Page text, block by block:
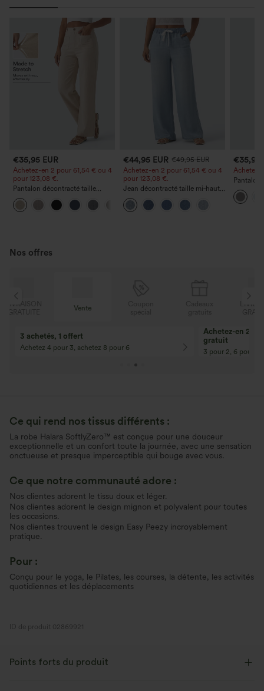
€35,95 EUR
Achetez-en 2 pour 61,54 € ou 4
pour 123,08 €.
Pantalon décontracté taille
haute à jambe droite, effet lin,
avec poches
€44,95 EUR €49,95 EUR
Achetez-en 2 pour 61,54 € ou 4
pour 123,08 €.
Jean décontracté taille mi‑haute,
à cordon de serrage, avec
poches
€35,95
Achetez-
Pantalon
poches
Nos offres
3 achetés, 1 offert
Achetez 4 pour 3, achetez 8 pour 6
Achetez-en 2,
gratuit
3 pour 2, 6 pour 4,
Ce qui rend nos tissus différents :
La robe Halara SoftlyZero™ est conçue pour une douceur
exceptionnelle et un confort toute la journée, avec une sensation
onctueuse et presque imperceptible qui bouge avec vous.
Ce que notre communauté adore :
Nos clientes adorent le tissu doux et léger.
Nos clientes adorent le design mignon et polyvalent pour toutes
les occasions.
Nos clientes trouvent le design Easy Peezy incroyablement
pratique.
Pour :
Conçu pour le yoga, le Pilates, les courses, la détente, les activités
quotidiennes et les déplacements
ID de produit 02869921
Points forts du produit